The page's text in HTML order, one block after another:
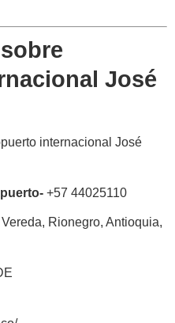
José
internacional José
+57 44025110
Vereda, Rionegro, Antioquia,